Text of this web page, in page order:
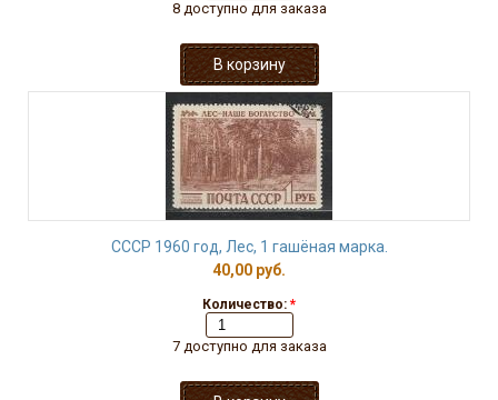
8 доступно для заказа
СССР 1960 год, Лес, 1 гашёная марка.
40,00 руб.
Количество: *
7 доступно для заказа